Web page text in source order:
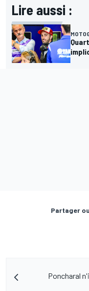
Lire aussi :
Partager
Poncharal